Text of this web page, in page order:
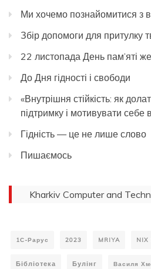
Ми хочемо познайомитися з
Збір допомоги для притулку
22 листопада День пам’яті
До Дня гідності і свободи
«Внутрішня стійкість: як
підтримку і мотивувати себе
Гідність — це не лише слово
Пишаємось
Kharkiv Computer and
1С-Рарус 2023 MRIYA NIX
Бібліотека Булінг Василя